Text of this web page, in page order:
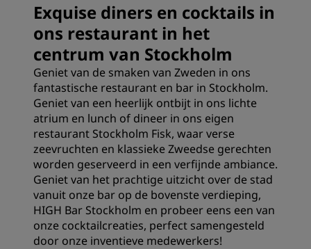
Exquise diners en cocktails in
ons restaurant in het
centrum van Stockholm
Geniet van de smaken van Zweden in ons
fantastische restaurant en bar in Stockholm.
Geniet van een heerlijk ontbijt in ons lichte
atrium en lunch of dineer in ons eigen
restaurant Stockholm Fisk, waar verse
zeevruchten en klassieke Zweedse gerechten
worden geserveerd in een verfijnde ambiance.
Geniet van het prachtige uitzicht over de stad
vanuit onze bar op de bovenste verdieping,
HIGH Bar Stockholm en probeer eens een van
onze cocktailcreaties, perfect samengesteld
door onze inventieve medewerkers!